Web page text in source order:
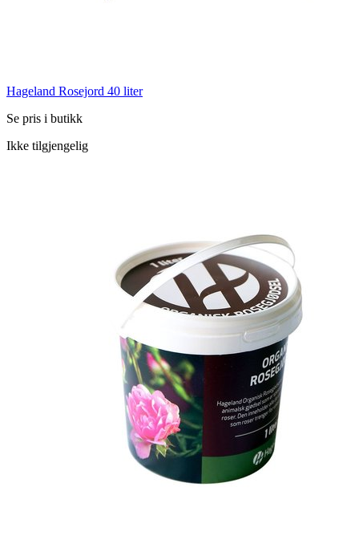
Hageland Rosejord 40 liter
Se pris i butikk
Ikke tilgjengelig